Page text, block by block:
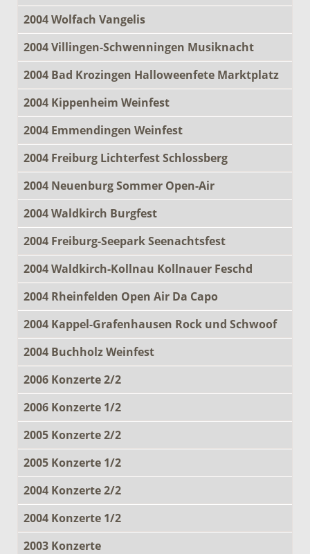
2004 Wolfach Vangelis
2004 Villingen-Schwenningen Musiknacht
2004 Bad Krozingen Halloweenfete Marktplatz
2004 Kippenheim Weinfest
2004 Emmendingen Weinfest
2004 Freiburg Lichterfest Schlossberg
2004 Neuenburg Sommer Open-Air
2004 Waldkirch Burgfest
2004 Freiburg-Seepark Seenachtsfest
2004 Waldkirch-Kollnau Kollnauer Feschd
2004 Rheinfelden Open Air Da Capo
2004 Kappel-Grafenhausen Rock und Schwoof
2004 Buchholz Weinfest
2006 Konzerte 2/2
2006 Konzerte 1/2
2005 Konzerte 2/2
2005 Konzerte 1/2
2004 Konzerte 2/2
2004 Konzerte 1/2
2003 Konzerte